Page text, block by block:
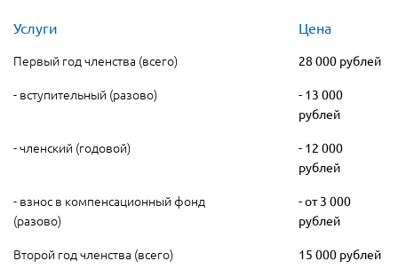
Услуги
Цена
Первый год членства (всего)
28 000 рублей
- вступительный (разово)
- 13 000
рублей
- членский (годовой)
- 12 000
рублей
- взнос в компенсационный фонд
(разово)
- от 3 000
рублей
Второй год членства (всего) 15 000 рублей